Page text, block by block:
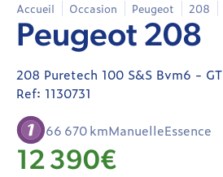
Accueil Occasion Peugeot 208
Peugeot
208
1130731
Berline
/
Citadine
Occasion
Peugeot 208
208 Puretech 100 S&S Bvm6 - GT
Ref: 1130731
66 670 kmManuelleEssence
12 390€